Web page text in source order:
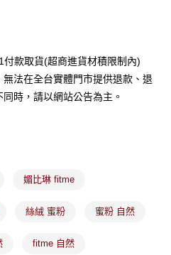
華泰商業銀行
遠東國際商業銀行
永豐商業銀行
的期數、繳款截止日，確認付款後即完
付款取貨(超商進貨材積限制內)
無法在全台實體門市提供退款、退
時，請以網站公告為主。
媚比琳 fitme
絲絨 蜜粉 蜜粉 自然
fitme 自然